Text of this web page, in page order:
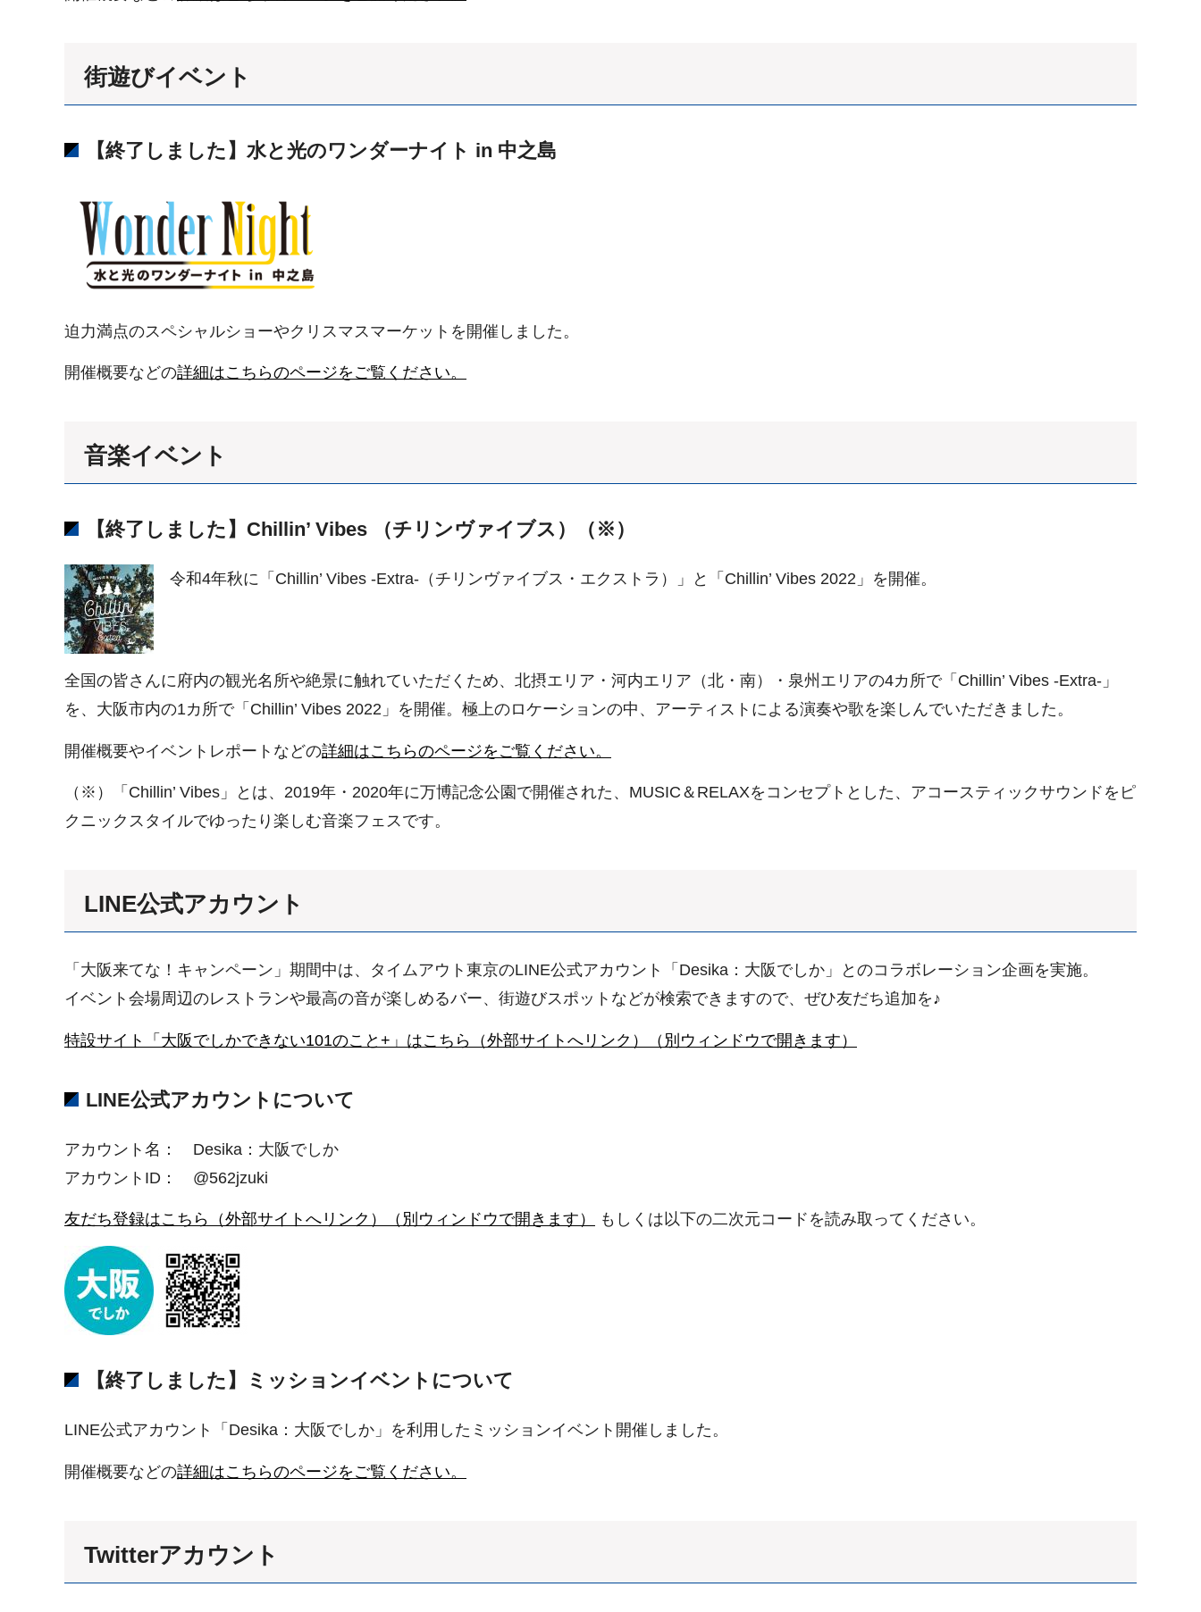
街遊びイベント
【終了しました】水と光のワンダーナイト in 中之島
迫力満点のスペシャルショーやクリスマスマーケットを開催しました。
開催概要などの詳細はこちらのページをご覧ください。
音楽イベント
【終了しました】Chillin’ Vibes （チリンヴァイブス）（※）
令和4年秋に「Chillin’ Vibes -Extra-（チリンヴァイブス・エクストラ）」と「Chillin’ Vibes 2022」を開催。
全国の皆さんに府内の観光名所や絶景に触れていただくため、北摂エリア・河内エリア（北・南）・泉州エリアの4カ所で「Chillin’ Vibes -Extra-」
を、大阪市内の1カ所で「Chillin’ Vibes 2022」を開催。極上のロケーションの中、アーティストによる演奏や歌を楽しんでいただきました。
開催概要やイベントレポートなどの詳細はこちらのページをご覧ください。
（※）「Chillin’ Vibes」とは、2019年・2020年に万博記念公園で開催された、MUSIC＆RELAXをコンセプトとした、アコースティックサウンドをピ
クニックスタイルでゆったり楽しむ音楽フェスです。
LINE公式アカウント
「大阪来てな！キャンペーン」期間中は、タイムアウト東京のLINE公式アカウント「Desika：大阪でしか」とのコラボレーション企画を実施。
イベント会場周辺のレストランや最高の音が楽しめるバー、街遊びスポットなどが検索できますので、ぜひ友だち追加を♪
特設サイト「大阪でしかできない101のこと+」はこちら（外部サイトへリンク）（別ウィンドウで開きます）
LINE公式アカウントについて
アカウント名： Desika：大阪でしか
アカウントID： @562jzuki
友だち登録はこちら（外部サイトへリンク）（別ウィンドウで開きます） もしくは以下の二次元コードを読み取ってください。
【終了しました】ミッションイベントについて
LINE公式アカウント「Desika：大阪でしか」を利用したミッションイベント開催しました。
開催概要などの詳細はこちらのページをご覧ください。
Twitterアカウント